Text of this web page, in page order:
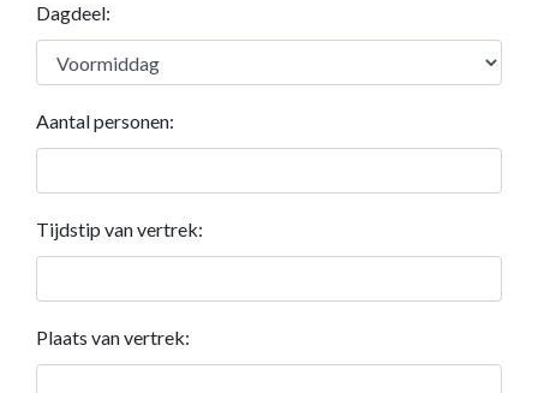
Dagdeel:
Aantal personen:
Tijdstip van vertrek:
Plaats van vertrek: